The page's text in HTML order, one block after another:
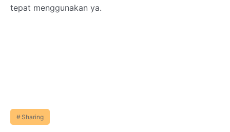
tepat menggunakan ya.
Sharing